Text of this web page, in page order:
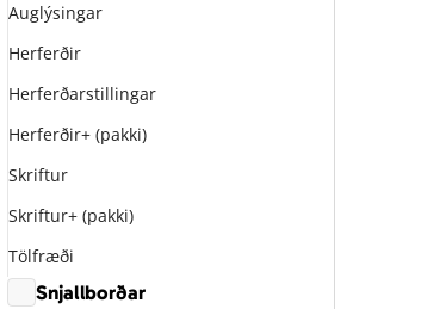
Auglýsingar
Herferðir
Herferðarstillingar
Herferðir+ (pakki)
Skriftur
Skriftur+ (pakki)
Tölfræði
Snjallborðar